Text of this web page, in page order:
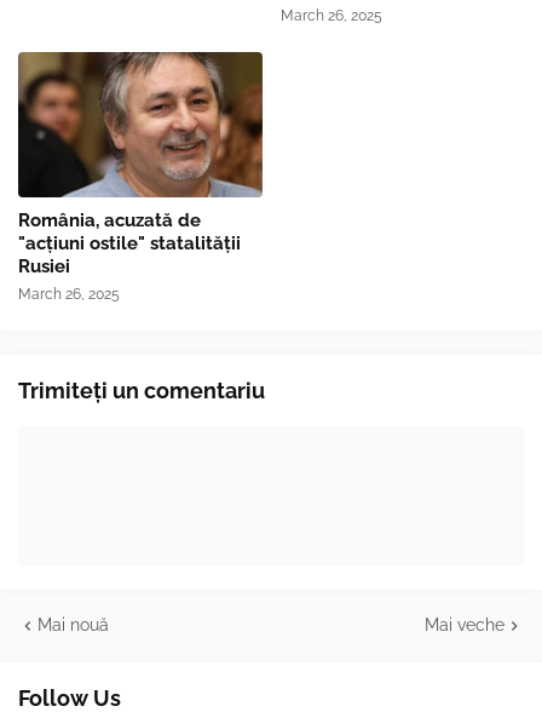
March 26, 2025
România, acuzată de
"acțiuni ostile" statalității
Rusiei
March 26, 2025
Trimiteți un comentariu
Mai nouă Mai veche
Follow Us